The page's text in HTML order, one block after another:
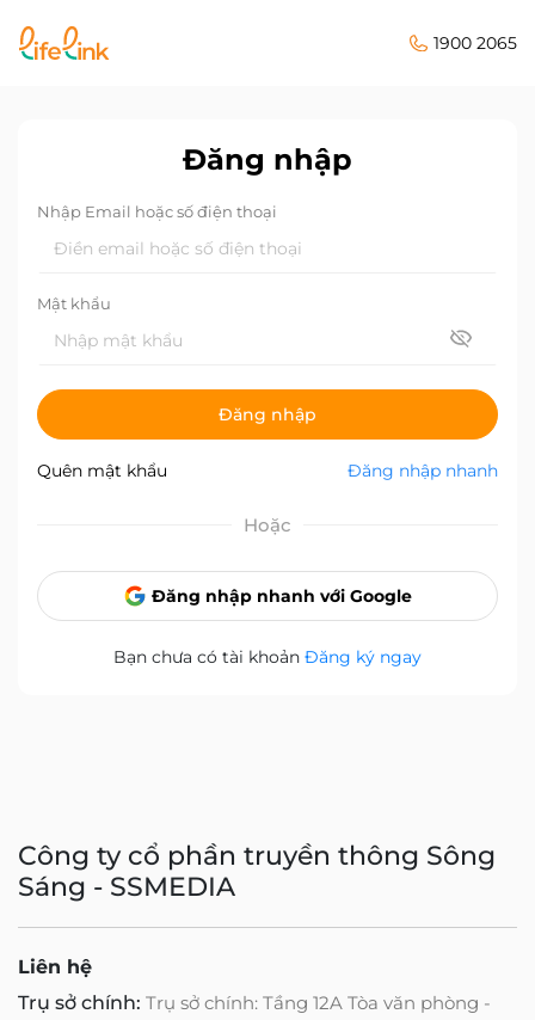
1900 2065
Đăng nhập
Nhập Email hoặc số điện thoại
Mật khẩu
Đăng nhập
Quên mật khẩu Đăng nhập nhanh
Hoặc
Đăng nhập nhanh với Google
Bạn chưa có tài khoản Đăng ký ngay
Công ty cổ phần truyền thông Sông
Sáng - SSMEDIA
Liên hệ
Trụ sở chính: Trụ sở chính: Tầng 12A Tòa văn phòng -